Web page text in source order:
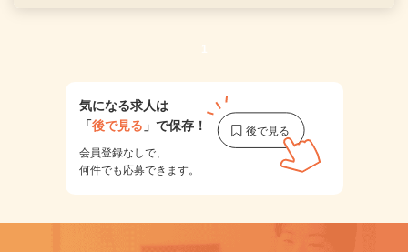
1
気になる求人は
「後で見る 」で保存！
会員登録なしで、
何件でも応募できます。